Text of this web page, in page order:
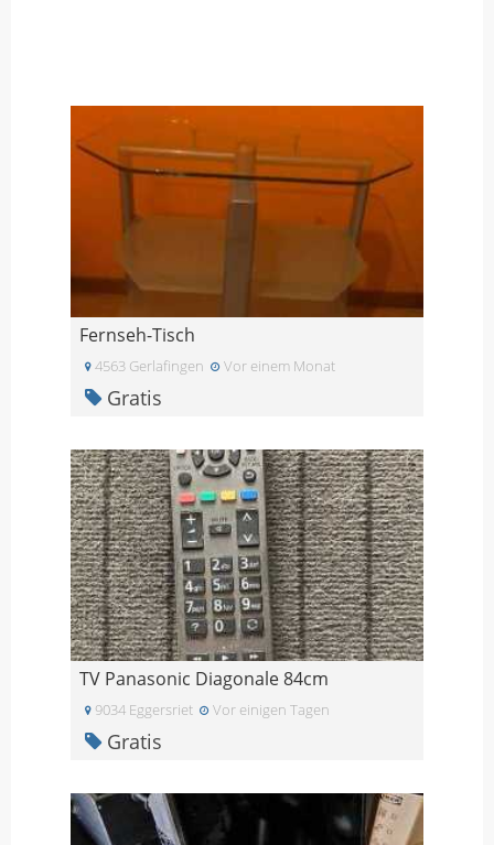
Fernseh-Tisch
4563 Gerlafingen Vor einem Monat
Gratis
TV Panasonic Diagonale 84cm
9034 Eggersriet Vor einigen Tagen
Gratis